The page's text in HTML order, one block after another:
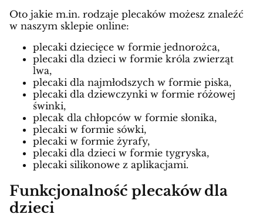
Oto jakie m.in. rodzaje plecaków możesz znaleźć
w naszym sklepie online:
plecaki dziecięce w formie jednorożca,
plecaki dla dzieci w formie króla zwierząt
lwa,
plecaki dla najmłodszych w formie piska,
plecaki dla dziewczynki w formie różowej
świnki,
plecak dla chłopców w formie słonika,
plecaki w formie sówki,
plecaki w formie żyrafy,
plecaki dla dzieci w formie tygryska,
plecaki silikonowe z aplikacjami.
Funkcjonalność plecaków dla
dzieci